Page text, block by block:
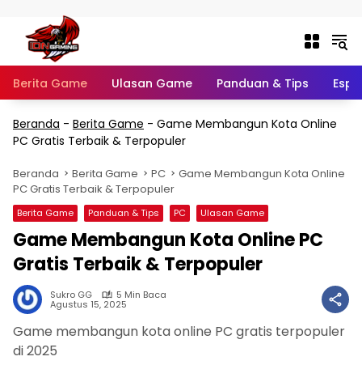
Berita Game Ulasan Game Panduan & Tips
Beranda - Berita Game - Game Membangun Kota Online
PC Gratis Terbaik & Terpopuler
Beranda Berita Game PC
Game Membangun Kota Online
PC Gratis Terbaik & Terpopuler
Berita Game Panduan & Tips PC Ulasan Game
Game Membangun Kota Online PC
Gratis Terbaik & Terpopuler
Sukro GG 5 Min Baca
Agustus 15, 2025
Game membangun kota online PC gratis terpopuler
di 2025